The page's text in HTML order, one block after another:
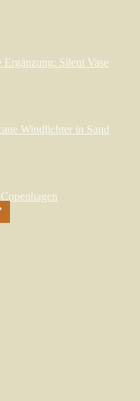
Ergänzung: Silent Vase
Windlichter in Sand